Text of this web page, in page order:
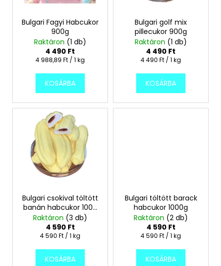
j
Bulgari Fagyi Habcukor
900g
Raktáron (1 db)
4 490 Ft
Egységár:
4 988,89 Ft / 1 kg
KOSÁRBA
Bulgari golf mix
pillecukor 900g
Raktáron (1 db)
4 490 Ft
Egységár:
4 490 Ft / 1 kg
KOSÁRBA
Bulgari csokival töltött
banán habcukor 1000
g
Raktáron (3 db)
4 590 Ft
Egységár:
4 590 Ft / 1 kg
KOSÁRBA
Bulgari töltött barack
habcukor 1000g
Raktáron (2 db)
4 590 Ft
Egységár:
4 590 Ft / 1 kg
KOSÁRBA
k
SZERENCSESÜTI